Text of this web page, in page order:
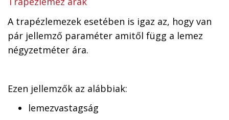
A trapézlemezek esetében is igaz az, hogy van
pár jellemző paraméter amitől függ a lemez
négyzetméter ára.
Ezen jellemzők az alábbiak:
lemezvastagság